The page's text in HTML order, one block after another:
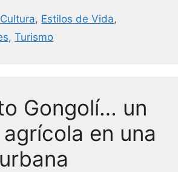
k
ai
l
Cultura, Estilos de Vida,
, Turismo
Gongolí… un
en una